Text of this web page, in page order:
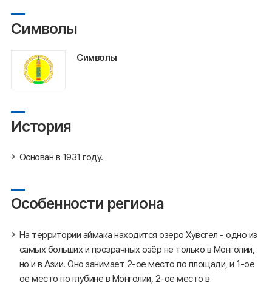
Символы
Символы
История
Основан в 1931 году.
Особенности региона
На территории аймака находится озеро Хувсгел - одно из
самых больших и прозрачных озёр не только в Монголии,
но и в Азии. Оно занимает 2-ое место по площади, и 1-ое
ое место по глубине в Монголии, 2-ое место в